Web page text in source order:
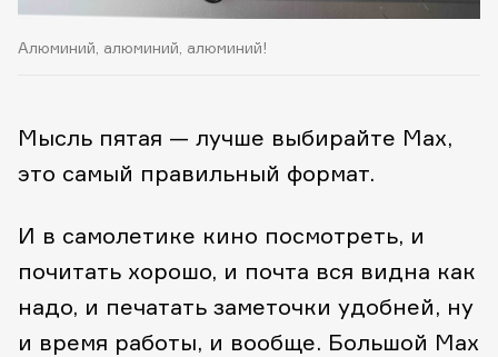
Алюминий, алюминий, алюминий!
Мысль пятая — лучше выбирайте Max,
это самый правильный формат.
И в самолетике кино посмотреть, и
почитать хорошо, и почта вся видна как
надо, и печатать заметочки удобней, ну
и время работы, и вообще. Большой Max